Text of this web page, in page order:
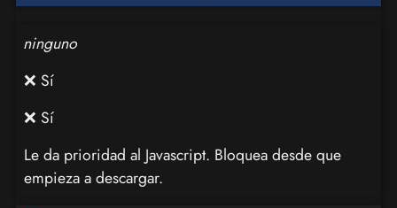
ninguno
❌ Sí
❌ Sí
Le da prioridad al Javascript. Bloquea desde que
empieza a descargar.